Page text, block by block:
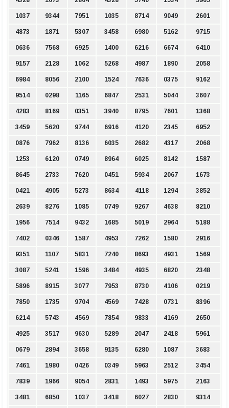
1037 9344 7951 1035 8714 9049 2601
4873 1871 5307 3458 6980 5162 9715
0636 7568 6925 1400 6216 6674 6410
9157 2128 1062 5268 4987 1890 2058
6984 8056 2100 1524 7636 0375 9162
9514 0298 1165 6847 2531 5044 3607
4283 8169 0351 3940 8795 7601 1368
3459 5620 9744 6916 4120 2345 6952
0876 7962 8136 6035 2682 4317 2068
1253 6120 0749 8964 6025 8142 1587
8645 2733 7620 0451 5934 2067 1673
0421 4905 5273 8634 4118 1294 3852
2639 8276 1085 0749 9267 4638 8210
1956 7514 9432 1685 5019 2964 5188
7402 0346 1587 4953 7262 1580 2916
9351 1107 5831 7240 8693 4931 1569
3087 5241 1596 3484 4935 6820 2348
5896 8915 3077 7953 8730 4106 0219
7850 1735 9704 4569 7428 0731 8396
6214 5743 4569 7854 9833 4169 2650
4925 3517 9630 5289 2047 2418 5961
0679 2894 3658 9135 6280 1087 3683
7461 1980 0426 0349 5963 2512 3454
7839 1966 9054 2831 1493 5975 2163
3481 6850 1037 3418 6027 2830 9314